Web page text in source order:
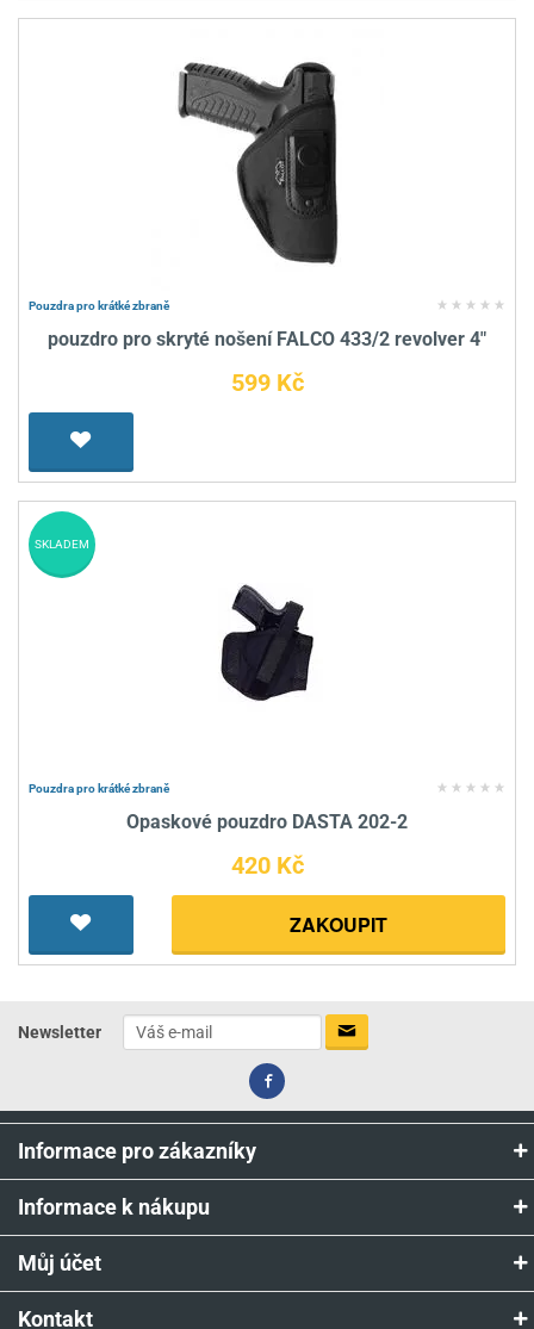
Pouzdra pro krátké zbraně
pouzdro pro skryté nošení FALCO 433/2 revolver 4"
599 Kč
Pouzdra pro krátké zbraně
Opaskové pouzdro DASTA 202-2
420 Kč
ZAKOUPIT
SKLADEM
Newsletter
Informace pro zákazníky
Informace k nákupu
Můj účet
Kontakt